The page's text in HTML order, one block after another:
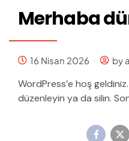
Merhaba
16 Nisan 2026 by
WordPress’e hoş geldiniz.
düzenleyin ya da silin.